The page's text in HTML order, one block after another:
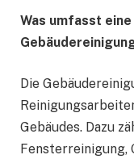
Was umfasst
Die
Gebäudes. Dazu
Fensterreinigung,